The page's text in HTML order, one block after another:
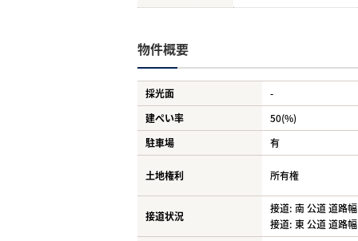
物件概要
採光面
-
建ぺい率
50(%)
駐車場
有
土地権利 所有権
接道状況
接道: 南 公道 道路
接道: 東 公道 道路